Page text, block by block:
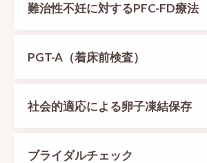
難治性不妊に対するPFC-FD療法
PGT-A（着床前検査）
社会的適応による卵子凍結保存
ブライダルチェック